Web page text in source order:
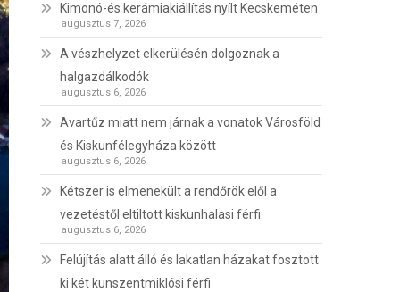
Kimonó-és kerámiakiállítás nyílt Kecskeméten
augusztus 7, 2026
A vészhelyzet elkerülésén dolgoznak a
halgazdálkodók
augusztus 6, 2026
Avartűz miatt nem járnak a vonatok Városföld
és Kiskunfélegyháza között
augusztus 6, 2026
Kétszer is elmenekült a rendőrök elől a
vezetéstől eltiltott kiskunhalasi férfi
augusztus 6, 2026
Felújítás alatt álló és lakatlan házakat fosztott
ki két kunszentmiklósi férfi